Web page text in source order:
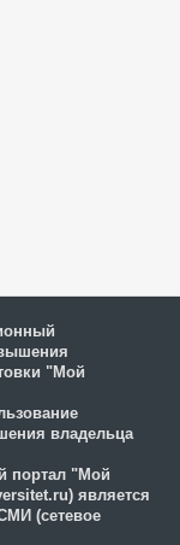
"Мой
владельца
портал "Мой
является
(сетевое